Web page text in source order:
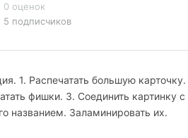
0 оценок
5 подписчиков
1. Распечатать большую
фишки. 3. Соединить картинку
названием. Заламинировать их.